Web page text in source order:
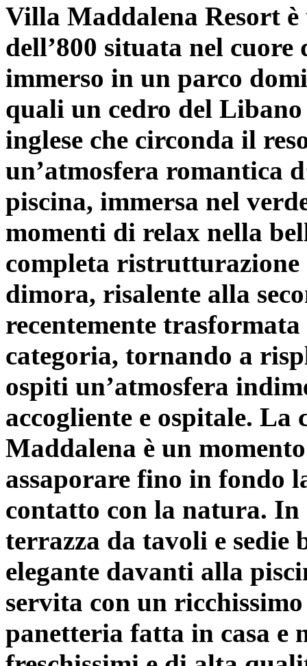
Villa Maddalena Resort è
dell’800 situata nel
immerso in un parco
quali un cedro del
inglese che circonda il
un’atmosfera romantica
piscina, immersa nel
momenti di relax nella
completa ristrutturazione
dimora, risalente alla
recentemente
categoria, tornando a
ospiti un’atmosfera
accogliente e ospitale.
Maddalena è un
assaporare fino in fondo
contatto con la natura.
terrazza da tavoli e sedie
elegante davanti alla
servita con un
panetteria fatta in casa